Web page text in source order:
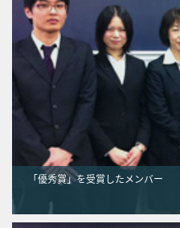
「優秀賞」を受賞したメンバー